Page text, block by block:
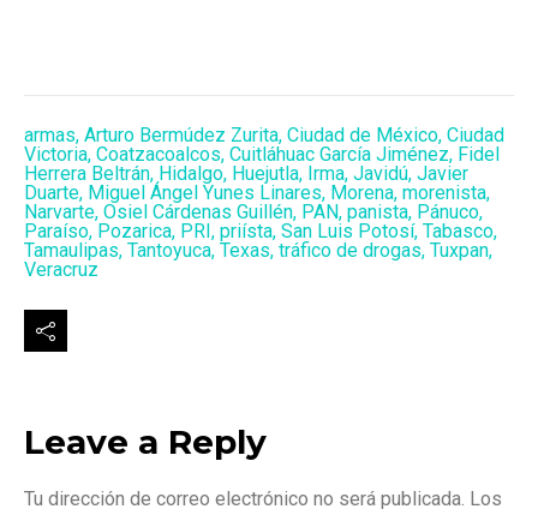
armas, Arturo Bermúdez Zurita, Ciudad de México, Ciudad
Victoria, Coatzacoalcos, Cuitláhuac García Jiménez, Fidel
Herrera Beltrán, Hidalgo, Huejutla, Irma, Javidú, Javier
Duarte, Miguel Ángel Yunes Linares, Morena, morenista,
Narvarte, Osiel Cárdenas Guillén, PAN, panista, Pánuco,
Paraíso, Pozarica, PRI , priísta, San Luis Potosí, Tabasco,
Tamaulipas, Tantoyuca, Texas, tráfico de drogas, Tuxpan,
Veracruz
Leave a Reply
Tu dirección de correo electrónico no será publicada. Los